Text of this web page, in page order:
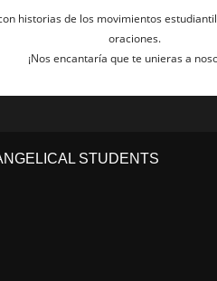
historias de los movimientos
oraciones.
¡Nos encantaría que te unieras a
STUDENTS